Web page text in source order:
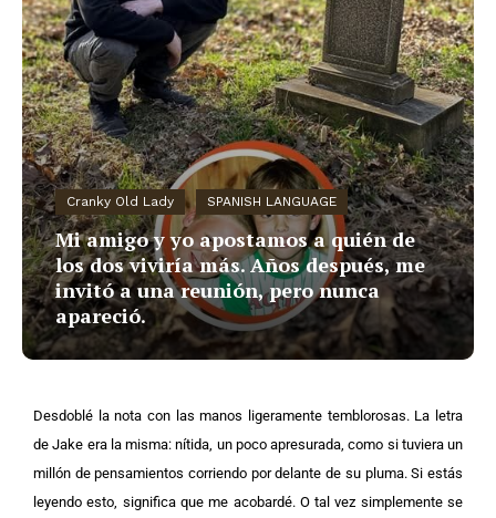
Cranky Old Lady SPANISH LANGUAGE
Mi amigo y yo apostamos a quién de
los dos viviría más. Años después, me
invitó a una reunión, pero nunca
apareció.
Desdoblé la nota con las manos ligeramente temblorosas. La letra
de Jake era la misma: nítida, un poco apresurada, como si tuviera un
millón de pensamientos corriendo por delante de su pluma. Si estás
leyendo esto, significa que me acobardé. O tal vez simplemente se